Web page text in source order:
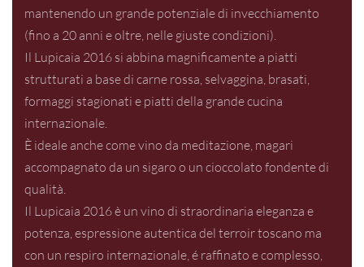
mantenendo un grande potenziale di invecchiamento
(fino a 20 anni e oltre, nelle giuste condizioni).
Il Lupicaia 2016 si abbina magnificamente a piatti
strutturati a base di carne rossa, selvaggina, brasati,
formaggi stagionati e piatti della grande cucina
internazionale.
È ideale anche come vino da meditazione, magari
accompagnato da un sigaro o un cioccolato fondente di
qualità.
Il Lupicaia 2016 è un vino di straordinaria eleganza e
potenza, espressione autentica del terroir toscano ma
con un respiro internazionale, é raffinato e complesso,